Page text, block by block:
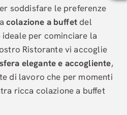
ideale per:
di una cena di qualità senza
comodità e menu dedicati vicino
soggiornare in un
dell'Hotel Palace Zingonia per chi
Zingonia serve la cena dal
presso l'Hotel Palace Zingonia?
comodo servizio in camera che
offre opzioni per esigenze
menu che includono piatti
presso l'Hotel Palace
Zingonia è servita dal lunedì
soddisfare le preferenze
colazione a buffetdel
per cominciare la
Ristorante vi accoglie
elegante e accogliente,
di lavoro che per momenti
ricca colazione a buffet